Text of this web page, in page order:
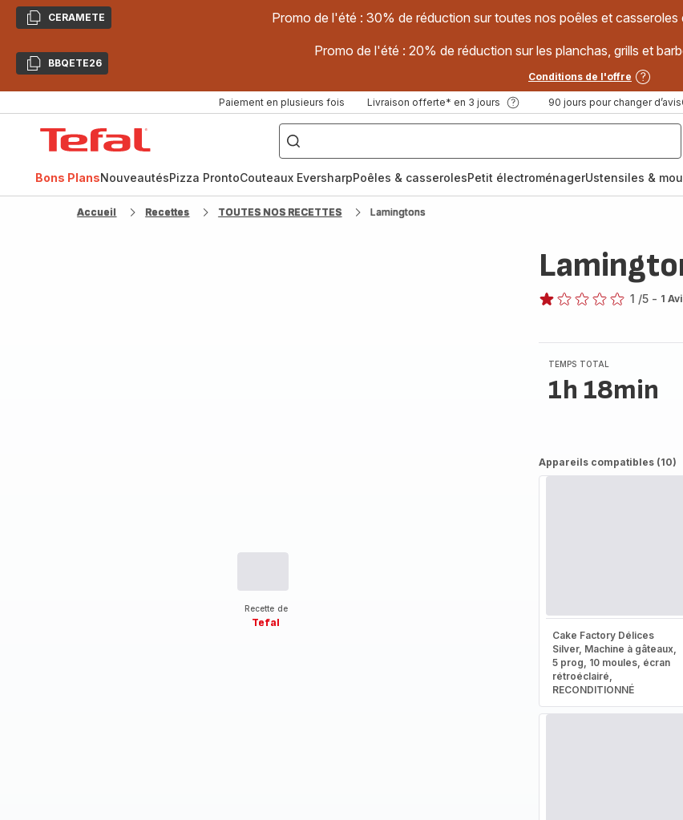
CopierCERAMETE Promo de l'été : 30% de réduction sur toutes nos poêles et
CopierBBQETE26
Promo de l'été : 20% de réduction sur les planchas, grills et
Conditions de l'offre
Paiement en plusieurs fois Livraison offerte* en 3 jours 90 jours pour changer d’avis
["Poêles
inox,
Cake
Factory,
Bons PlansNouveautésPizza ProntoCouteaux EversharpPoêles & casserolesPetit électroménagerUstensiles &
Accueil Recettes TOUTES NOS RECETTES Lamingtons
Recette de
Tefal
étoile
(moyenne)
1 /5 - 1
TEMPS TOTAL
1h 18min
Appareils compatibles (10)
Cake Factory Délices
Silver, Machine à gâteaux,
5 prog, 10 moules, écran
rétroéclairé,
RECONDITIONNÉ